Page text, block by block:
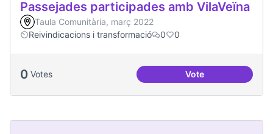
Passejades participades amb VilaVeïna
Taula Comunitària, març 2022
Reivindicacions i transformació
0 0
0 Votes VotePassejades